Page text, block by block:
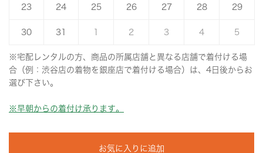
23 24 25 26 27 28 29
30 31 2 3 4 5
※宅配レンタルの方、商品の所属店舗と異なる店舗で着付ける場
合（例：渋谷店の着物を銀座店で着付ける場合）は、4日後からお
選び下さい。
※早朝からの着付け承ります。
お気に入りに追加